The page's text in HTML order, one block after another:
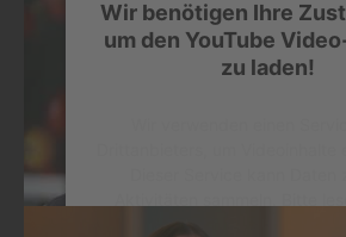
Management
Wir benötigen Ihre
um den YouTube
zu laden!
Details durch und stimmen Sie
Anerkennung fördert Ideenreichtum –
Betriebe nehmen die Goldene Hand als
Arbeitsplätze noch sicherer und